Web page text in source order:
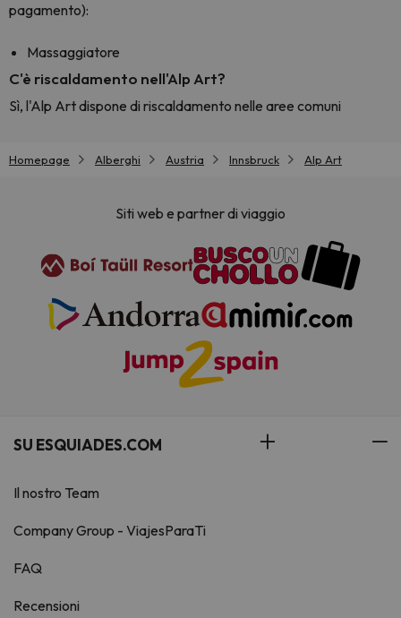
pagamento):
Massaggiatore
C'è riscaldamento nell'Alp Art?
Sì, l'Alp Art dispone di riscaldamento nelle aree comuni
Homepage Alberghi Austria Innsbruck Alp Art
Siti web e partner di viaggio
SU ESQUIADES.COM
Il nostro Team
Company Group - ViajesParaTi
FAQ
Recensioni